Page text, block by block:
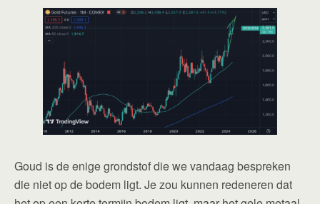
Goud is de enige grondstof die we vandaag bespreken
die niet op de bodem ligt. Je zou kunnen redeneren dat